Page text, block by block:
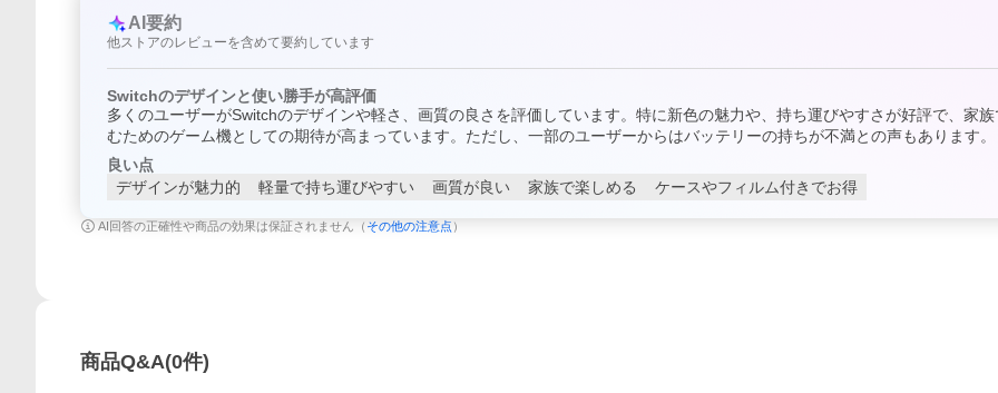
AI要約
他ストアのレビューを含めて要約しています
Switchのデザインと使い勝手が高評価
多くのユーザーがSwitchのデザインや軽さ、画質の良さを評価しています。特に新色の魅力や、持ち運びやすさが好評で、家
むためのゲーム機としての期待が高まっています。ただし、一部のユーザーからはバッテリーの持ちが不満との声もあります。
良い点
デザインが魅力的
軽量で持ち運びやすい 画質が良い 家族で楽しめる ケースやフィルム付きでお得
AI回答の正確性や商品の効果は保証されません（ その他の注意点 ）
商品Q&A(0件)